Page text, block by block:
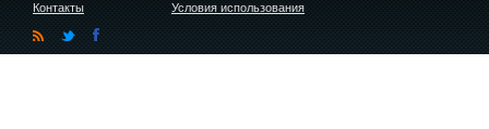
Контакты
Условия использования